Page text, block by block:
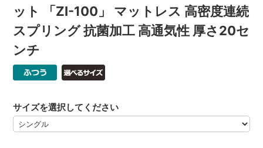
ット 「ZI-100」 マットレス 高密度連続
スプリング 抗菌加工 高通気性 厚さ20セ
ンチ
サイズを選択してください